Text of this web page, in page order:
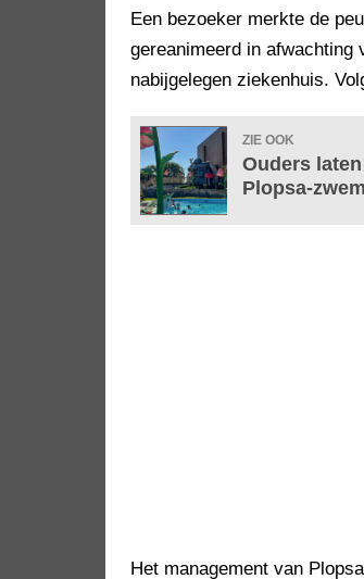
Een bezoeker merkte de
gereanimeerd in afwachting
nabijgelegen ziekenhuis.
ZIE OOK
Ouders
Plopsa-
Het management van